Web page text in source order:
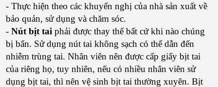
- Thực hiện theo các khuyến nghị của nhà sản xuất về
bảo quản, sử dụng và chăm sóc.
- Nút bịt tai phải được thay thế bất cứ khi nào chúng
bị bẩn. Sử dụng nút tai không sạch có thể dẫn đến
nhiễm trùng tai. Nhân viên nên được cấp giấy bịt tai
của riêng họ, tuy nhiên, nếu có nhiều nhân viên sử
dụng bịt tai, thì nên vệ sinh bịt tai thường xuyên. Bịt